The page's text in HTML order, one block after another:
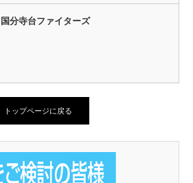
国分寺台ファイターズ
トップページに戻る